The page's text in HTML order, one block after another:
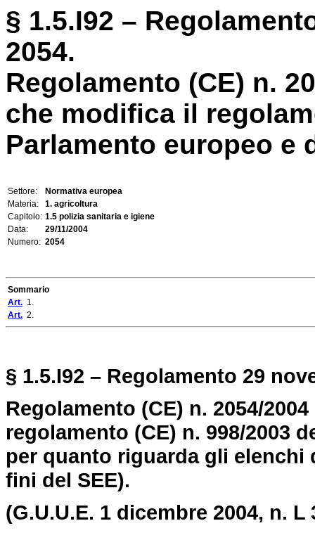
§ 1.5.I92 –
2054.
Regolamento (CE) n.
che modifica il
Parlamento europeo e
Settore:
Normativa europea
Materia:
1. agricoltura
Capitolo: 1.5 polizia sanitaria e igiene
Data:
29/11/2004
Numero: 2054
Sommario
Art. 1.
Art. 2.
§ 1.5.I92 – Regolamento 29
Regolamento (CE) n. 2054/
regolamento (CE) n. 998/2003
per quanto riguarda gli
fini del SEE).
(G.U.U.E. 1 dicembre 2004, n. L